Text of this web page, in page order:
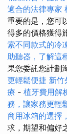
適合的法律專家
重要的是，您可
得多的價格獲得
索不同款式的冷
助聽器，了解這
果您委託您計劃
更輕鬆便捷 新竹
療 - 植牙費用解
務，讓家務更輕
商用冰箱的選擇
求，期望和偏好